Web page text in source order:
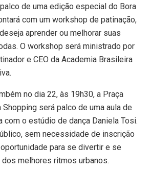
de uma edição especial do Bora
com um workshop de patinação,
aprender ou melhorar suas
O workshop será ministrado por
e CEO da Academia Brasileira
no dia 22, às 19h30, a Praça
será palco de uma aula de
com o estúdio de dança Daniela Tosi.
sem necessidade de inscrição
para se divertir e se
melhores ritmos urbanos.